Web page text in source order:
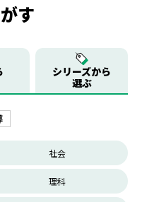
す
シリーズから
選ぶ
社会
理科